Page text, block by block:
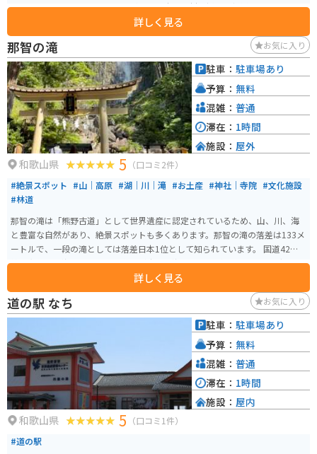
販売するショップやレストランがあり、十津川村で採れた新鮮な野菜や果
物、名物の「柿の葉寿司」などを楽しむことができます。また、観光案内所
では、周辺の観光スポットや宿泊施設の情報を入手することができます。 バ
イクで訪れる場合、道の駅には広い駐車場が完備されているので安心です。
十津川村は、山間部のワインディングロードが続くため、ツーリングにも最
適なエリアです。道の駅 十津川郷を拠点に、周辺の観光スポットを巡ってみ
てはいかがでしょうか。 周辺には、世界遺産に登録されている「熊野本宮大
社」や「玉置神社」、日本三大名瀑の一つである「那智の滝」など、見どこ
ろが多数あります。また、十津川村は温泉地としても知られており、日帰り
温泉施設も充実しています。
詳しく見る
那智の滝 お気に入り
和歌山県 5 （口コミ2件）
#絶景スポット #山｜高原 #湖｜川｜滝 #お土産 #神社｜寺院 #文化施設
#林道
那智の滝は「熊野古道」として世界遺産に認定されているため、山、川、海
と豊富な自然があり、絶景スポットも多くあります。那智の滝の落差は133メ
ートルで、一段の滝としては落差日本1位として知られています。 国道42号
線は和歌山の海沿いを走り、道幅が広く、海を眺めながらのツーリングに最
詳しく見る
駐車： 駐車場あり
予算： 無料
混雑： 普通
滞在： 1時間
施設： 屋外
道の駅 なち お気に入り
和歌山県 5 （口コミ1件）
#道の駅
駐車： 駐車場あり
予算： 無料
混雑： 普通
滞在： 1時間
施設： 屋内